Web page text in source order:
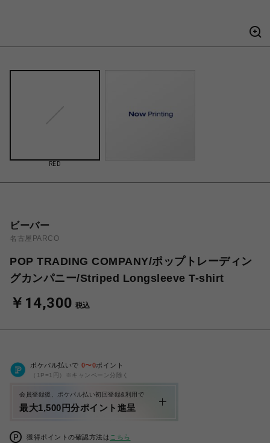
RED
ビーバー
名古屋PARCO
POP TRADING COMPANY/ポップトレーディン
グカンパニー/Striped Longsleeve T-shirt
￥14,300 税込
ポケパル払いで 0〜0ポイント
（1P=1円）※キャンペーン分除く
会員登録後、ポケパル払い初回登録&利用で
最大1,500円分ポイント進呈
獲得ポイントの確認方法は こちら